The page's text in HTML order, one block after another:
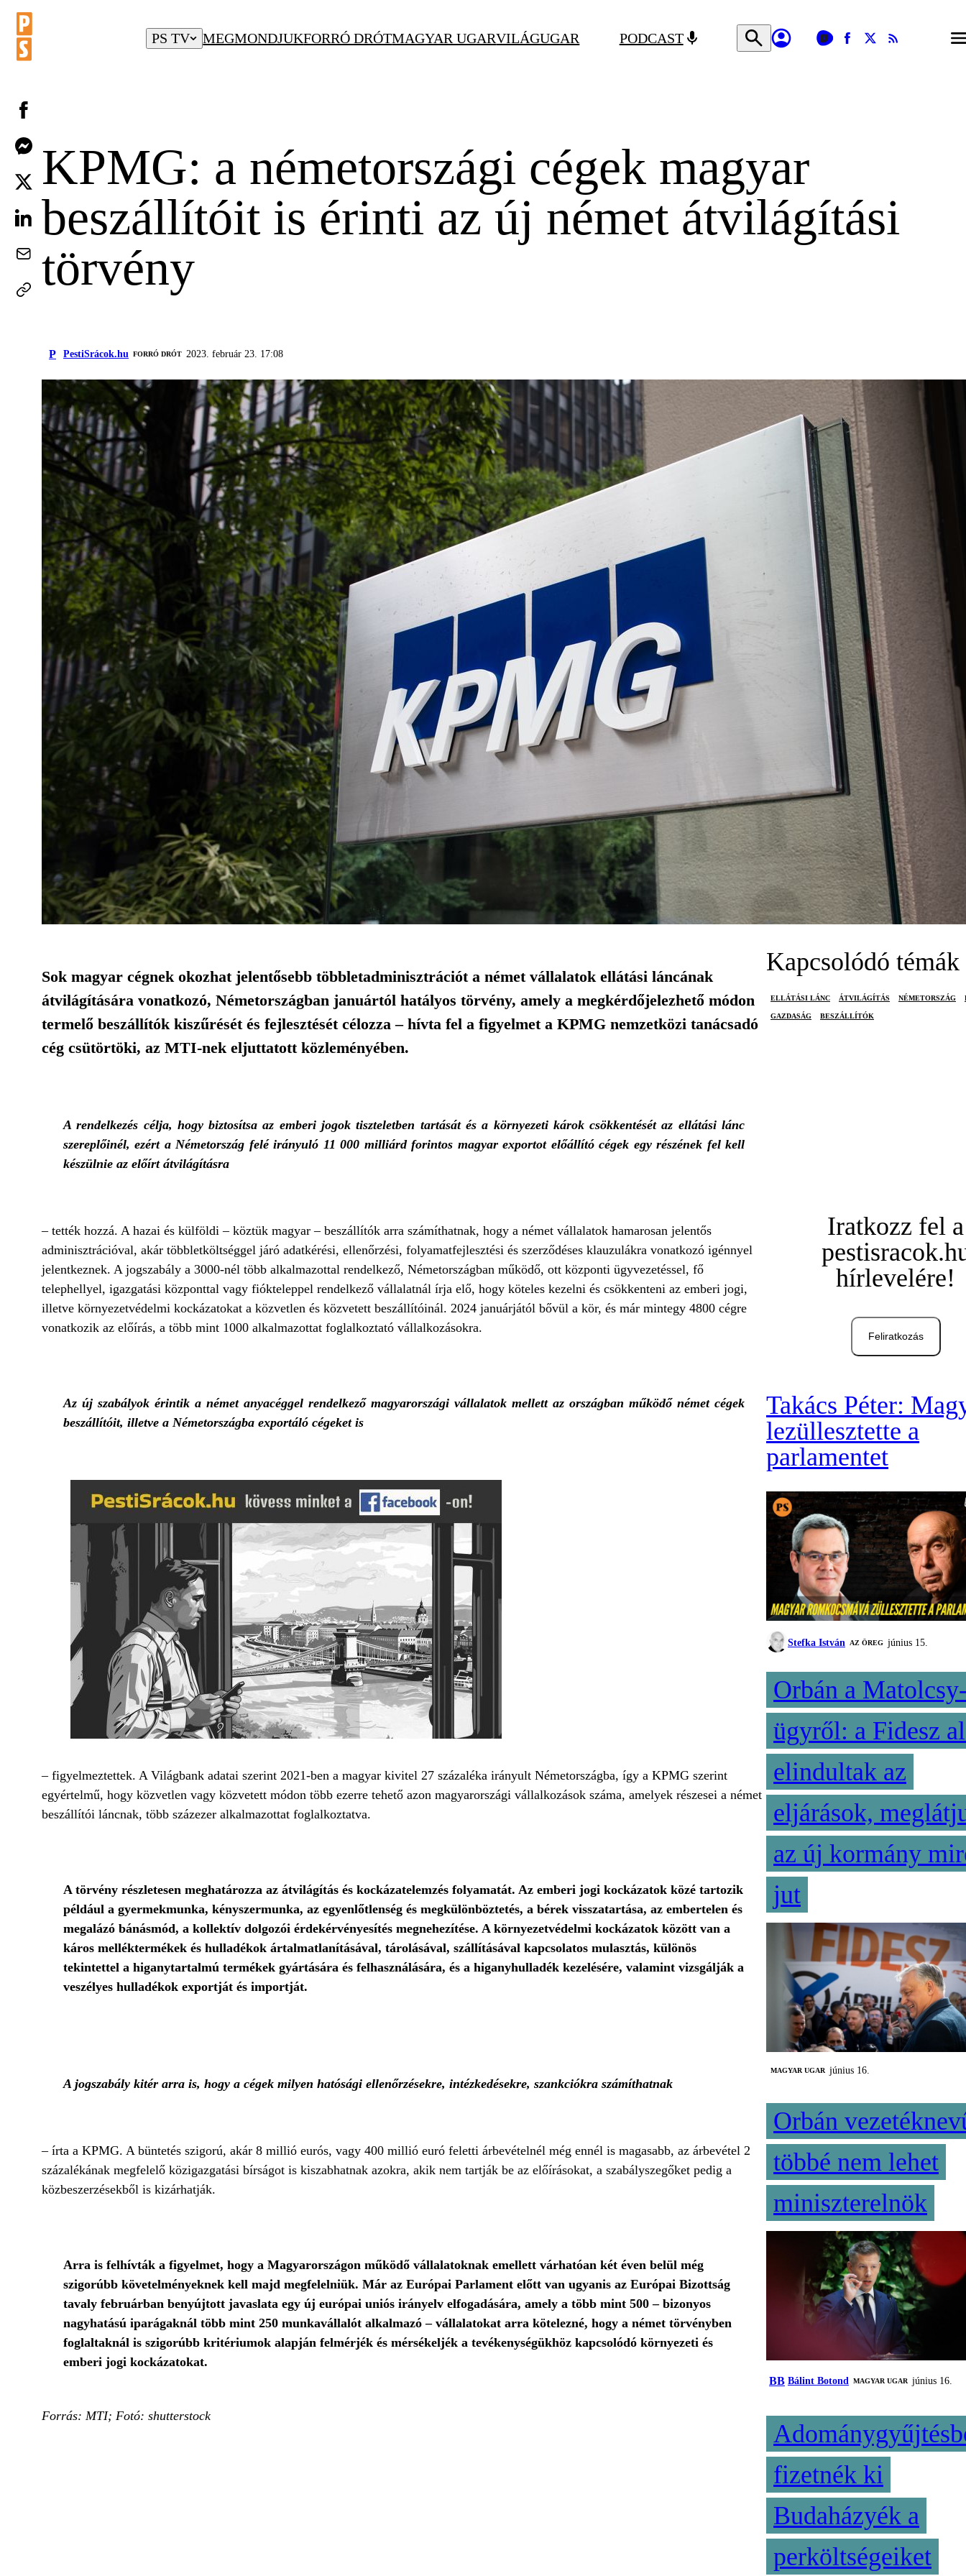
PS TV MEGMONDJUKFORRÓ DRÓTMAGYAR UGARVILÁGUGAR PODCAST
KPMG: a németországi cégek magyar
beszállítóit is érinti az új német átvilágítási
törvény
P PestiSrácok.hu FORRÓ DRÓT 2023. február 23. 17:08
Sok magyar cégnek okozhat jelentősebb többletadminisztrációt a német vállalatok ellátási láncának
átvilágítására vonatkozó, Németországban januártól hatályos törvény, amely a megkérdőjelezhető módon
termelő beszállítók kiszűrését és fejlesztését célozza – hívta fel a figyelmet a KPMG nemzetközi tanácsadó
cég csütörtöki, az MTI-nek eljuttatott közleményében.
A rendelkezés célja, hogy biztosítsa az emberi jogok tiszteletben tartását és a környezeti károk csökkentését az ellátási lánc
szereplőinél, ezért a Németország felé irányuló 11 000 milliárd forintos magyar exportot előállító cégek egy részének fel kell
készülnie az előírt átvilágításra
– tették hozzá. A hazai és külföldi – köztük magyar – beszállítók arra számíthatnak, hogy a német vállalatok hamarosan jelentős
adminisztrációval, akár többletköltséggel járó adatkérési, ellenőrzési, folyamatfejlesztési és szerződéses klauzulákra vonatkozó igénnyel
jelentkeznek. A jogszabály a 3000-nél több alkalmazottal rendelkező, Németországban működő, ott központi ügyvezetéssel, fő
telephellyel, igazgatási központtal vagy fiókteleppel rendelkező vállalatnál írja elő, hogy köteles kezelni és csökkenteni az emberi jogi,
illetve környezetvédelmi kockázatokat a közvetlen és közvetett beszállítóinál. 2024 januárjától bővül a kör, és már mintegy 4800 cégre
vonatkozik az előírás, a több mint 1000 alkalmazottat foglalkoztató vállalkozásokra.
Az új szabályok érintik a német anyacéggel rendelkező magyarországi vállalatok mellett az országban működő német cégek
beszállítóit, illetve a Németországba exportáló cégeket is
– figyelmeztettek. A Világbank adatai szerint 2021-ben a magyar kivitel 27 százaléka irányult Németországba, így a KPMG szerint
egyértelmű, hogy közvetlen vagy közvetett módon több ezerre tehető azon magyarországi vállalkozások száma, amelyek részesei a német
beszállítói láncnak, több százezer alkalmazottat foglalkoztatva.
A törvény részletesen meghatározza az átvilágítás és kockázatelemzés folyamatát. Az emberi jogi kockázatok közé tartozik
például a gyermekmunka, kényszermunka, az egyenlőtlenség és megkülönböztetés, a bérek visszatartása, az embertelen és
megalázó bánásmód, a kollektív dolgozói érdekérvényesítés megnehezítése. A környezetvédelmi kockázatok között van a
káros melléktermékek és hulladékok ártalmatlanításával, tárolásával, szállításával kapcsolatos mulasztás, különös
tekintettel a higanytartalmú termékek gyártására és felhasználására, és a higanyhulladék kezelésére, valamint vizsgálják a
veszélyes hulladékok exportját és importját.
A jogszabály kitér arra is, hogy a cégek milyen hatósági ellenőrzésekre, intézkedésekre, szankciókra számíthatnak
– írta a KPMG. A büntetés szigorú, akár 8 millió eurós, vagy 400 millió euró feletti árbevételnél még ennél is magasabb, az árbevétel 2
százalékának megfelelő közigazgatási bírságot is kiszabhatnak azokra, akik nem tartják be az előírásokat, a szabályszegőket pedig a
közbeszerzésekből is kizárhatják.
Arra is felhívták a figyelmet, hogy a Magyarországon működő vállalatoknak emellett várhatóan két éven belül még
szigorúbb követelményeknek kell majd megfelelniük. Már az Európai Parlament előtt van ugyanis az Európai Bizottság
tavaly februárban benyújtott javaslata egy új európai uniós irányelv elfogadására, amely a több mint 500 – bizonyos
nagyhatású iparágaknál több mint 250 munkavállalót alkalmazó – vállalatokat arra kötelezné, hogy a német törvényben
foglaltaknál is szigorúbb kritériumok alapján felmérjék és mérsékeljék a tevékenységükhöz kapcsolódó környezeti és
emberi jogi kockázatokat.
Forrás: MTI; Fotó: shutterstock
Kapcsolódó témák
ELLÁTÁSI LÁNC ÁTVILÁGÍTÁS NÉMETORSZÁG
GAZDASÁG BESZÁLLÍTÓK
Iratkozz fel a
hírlevelére!
Feliratkozás
Takács Péter:
lezüllesztette a
parlamentet
Stefka István AZ ÖREG június 15.
Orbán a
ügyről: a Fidesz
elindultak az
eljárások,
az új kormány
jut
MAGYAR UGAR június 16.
Orbán
többé nem lehet
miniszterelnök
BB Bálint Botond MAGYAR UGAR június 16.
fizetnék ki
Budaházyék a
perköltségeiket